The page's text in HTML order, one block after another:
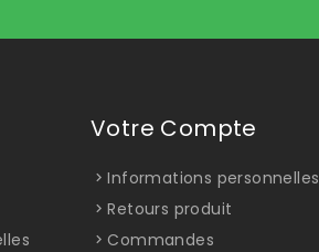
Votre Compte
Informations personnelles
Retours produit
Commandes